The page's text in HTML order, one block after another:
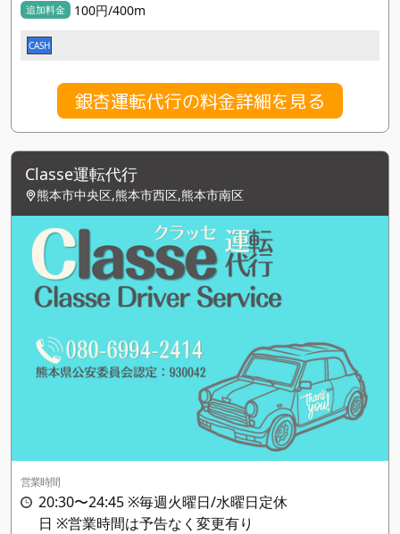
追加料金 100円/400m
CASH
銀杏運転代行の料金詳細を見る
Classe運転代行
熊本市中央区,熊本市西区,熊本市南区
営業時間
20:30〜24:45 ※毎週火曜日/水曜日定休
日 ※営業時間は予告なく変更有り